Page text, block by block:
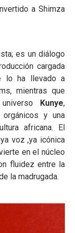
a Shimza
es un diálogo
cargada
lo ha llevado a
mientras que
Kunye,
y una
africana. El
voz ,ya icónica
en el núcleo
fluidez entre la
la madrugada.